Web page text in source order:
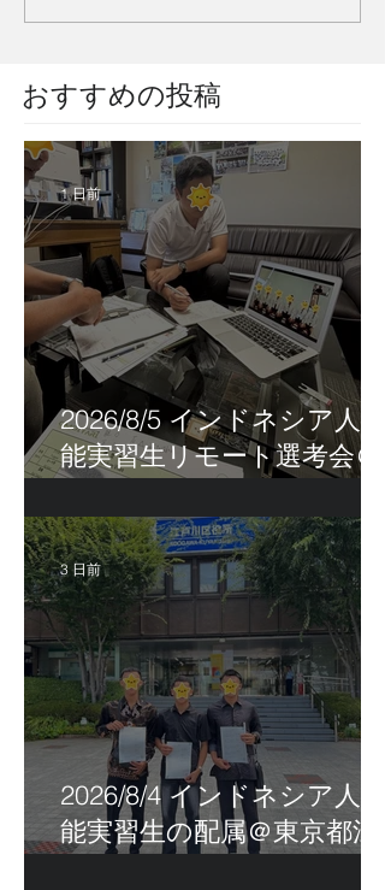
​おすすめの投稿
2026/8/5 インドネシア人技
能実習生リモート選考会＠
1 日前
2026/8/4 インドネシア人技
能実習生の配属＠東京都江
3 日前